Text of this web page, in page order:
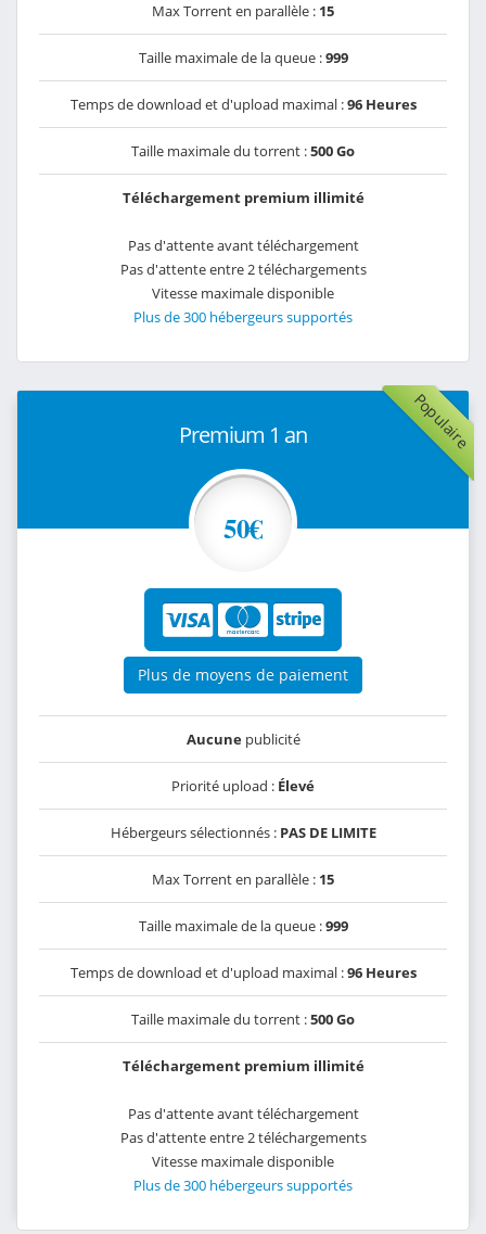
Max Torrent en parallèle : 15
Taille maximale de la queue :999
Temps de download et d'upload maximal :96 Heures
Taille maximale du torrent :500 Go
Téléchargement premium illimité
Pas d'attente avant téléchargement
Pas d'attente entre 2 téléchargements
Vitesse maximale disponible
Plus de 300 hébergeurs supportés
Populaire
Premium 1 an
50€
Plus de moyens de paiement
Aucunepublicité
Priorité upload : Élevé
Hébergeurs sélectionnés : PAS DE LIMITE
Max Torrent en parallèle : 15
Taille maximale de la queue :999
Temps de download et d'upload maximal :96 Heures
Taille maximale du torrent :500 Go
Téléchargement premium illimité
Pas d'attente avant téléchargement
Pas d'attente entre 2 téléchargements
Vitesse maximale disponible
Plus de 300 hébergeurs supportés